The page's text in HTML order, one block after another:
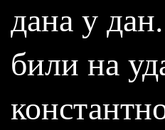
дана у
били на